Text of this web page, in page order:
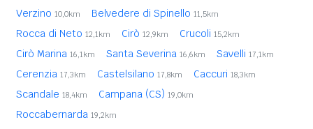
Verzino 10,0km Belvedere di Spinello 11,5km
Rocca di Neto 12,1km Cirò 12,9km Crucoli 15,2km
Cirò Marina 16,1km Santa Severina 16,6km Savelli 17,1km
Cerenzia 17,3km Castelsilano 17,8km Caccuri 18,3km
Scandale 18,4km Campana (CS) 19,0km
Roccabernarda 19,2km